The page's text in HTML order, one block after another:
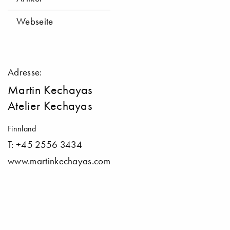
Webseite
Adresse:
Martin Kechayas
Atelier Kechayas
Finnland
T: +45 2556 3434
www.martinkechayas.com